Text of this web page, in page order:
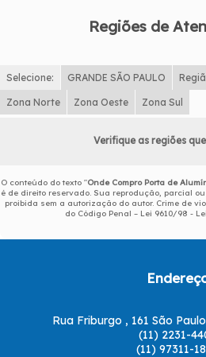
Regiões de
Selecione: GRANDE SÃO PAULO
Zona Norte Zona Oeste Zona Sul
Verifique as regiões
O conteúdo do texto "Onde Compro Porta de
é de direito reservado. Sua reprodução, parcial
proibida sem a autorização do autor. Crime de
do Código Penal – Lei 9610/98 -
Rua Friburgo , 161 São
(11) 2231-
(11) 97311-